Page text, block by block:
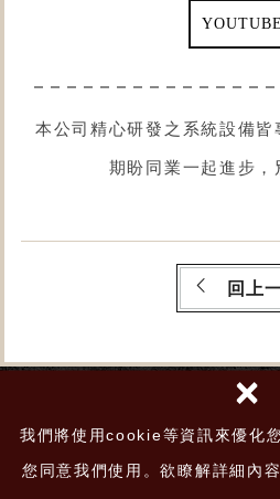
我們將使用cookie等資訊來優化
您同意我們使用。欲瞭解詳細內
×
YOUTUBE
本公司精心研發之系統設備皆
期盼同業一起進步，
回上